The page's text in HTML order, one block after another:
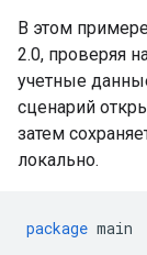
В этом
2.0, проверяя
учетные
сценарий
затем
локально.
package main